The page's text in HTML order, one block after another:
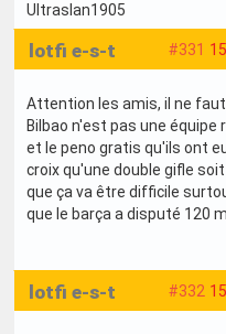
Ultraslan1905
#331
lotfi e-s-t
Attention les amis, il ne faut
Bilbao n'est pas une
et le peno gratis qu'ils ont
croix qu'une double gifle
que ça va être difficile
que le barça a disputé 120
#332
lotfi e-s-t